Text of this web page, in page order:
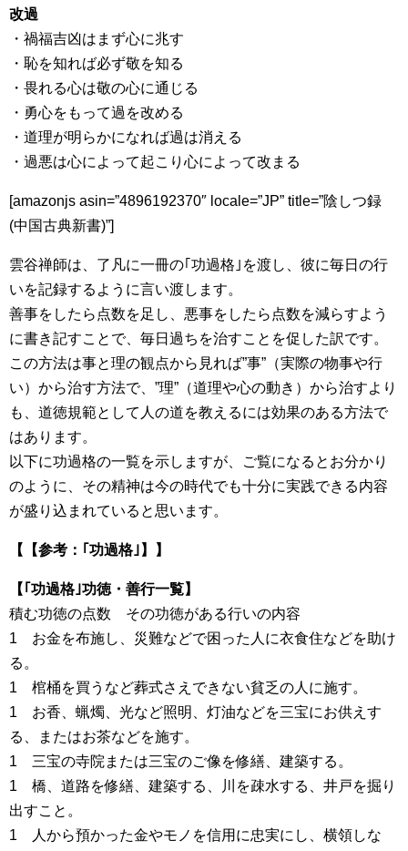
改過
・禍福吉凶はまず心に兆す
・恥を知れば必ず敬を知る
・畏れる心は敬の心に通じる
・勇心をもって過を改める
・道理が明らかになれば過は消える
・過悪は心によって起こり心によって改まる
[amazonjs asin=”4896192370″ locale=”JP” title=”陰しつ録
(中国古典新書)”]
雲谷禅師は、了凡に一冊の｢功過格｣を渡し、彼に毎日の行
いを記録するように言い渡します。
善事をしたら点数を足し、悪事をしたら点数を減らすよう
に書き記すことで、毎日過ちを治すことを促した訳です。
この方法は事と理の観点から見れば”事”（実際の物事や行
い）から治す方法で、”理”（道理や心の動き）から治すより
も、道徳規範として人の道を教えるには効果のある方法で
はあります。
以下に功過格の一覧を示しますが、ご覧になるとお分かり
のように、その精神は今の時代でも十分に実践できる内容
が盛り込まれていると思います。
【【参考：｢功過格｣】】
【｢功過格｣功徳・善行一覧】
積む功徳の点数 その功徳がある行いの内容
1 お金を布施し、災難などで困った人に衣食住などを助け
る。
1 棺桶を買うなど葬式さえできない貧乏の人に施す。
1 お香、蝋燭、光など照明、灯油などを三宝にお供えす
る、またはお茶などを施す。
1 三宝の寺院または三宝のご像を修繕、建築する。
1 橋、道路を修繕、建築する、川を疎水する、井戸を掘り
出すこと。
1 人から預かった金やモノを信用に忠実にし、横領しな